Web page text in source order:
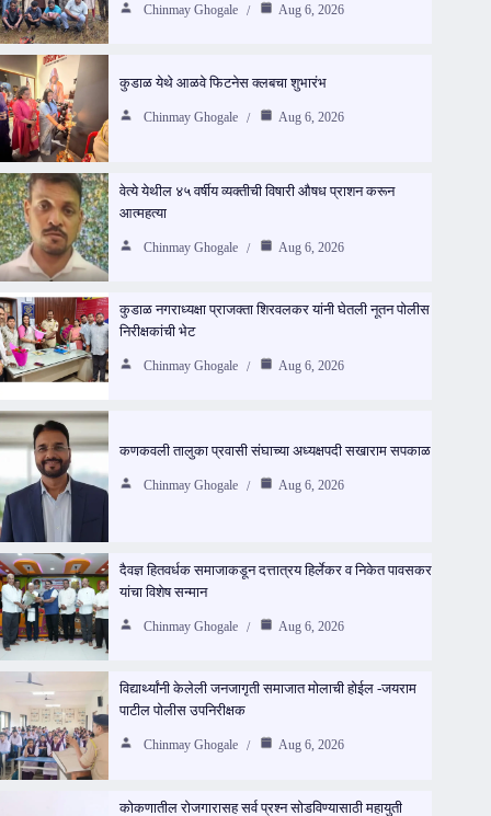
Chinmay Ghogale Aug 6, 2026
कुडाळ येथे आळवे फिटनेस क्लबचा शुभारंभ
Chinmay Ghogale Aug 6, 2026
वेत्ये येथील ४५ वर्षीय व्यक्तीची विषारी औषध प्राशन करून
आत्महत्या
Chinmay Ghogale Aug 6, 2026
कुडाळ नगराध्यक्षा प्राजक्ता शिरवलकर यांनी घेतली नूतन पोलीस
निरीक्षकांची भेट
Chinmay Ghogale Aug 6, 2026
कणकवली तालुका प्रवासी संघाच्या अध्यक्षपदी सखाराम सपकाळ
Chinmay Ghogale Aug 6, 2026
दैवज्ञ हितवर्धक समाजाकडून दत्तात्रय हिर्लेकर व निकेत पावसकर
यांचा विशेष सन्मान
Chinmay Ghogale Aug 6, 2026
विद्यार्थ्यांनी केलेली जनजागृती समाजात मोलाची होईल -जयराम
पाटील पोलीस उपनिरीक्षक
Chinmay Ghogale Aug 6, 2026
कोकणातील रोजगारासह सर्व प्रश्न सोडविण्यासाठी महायुती